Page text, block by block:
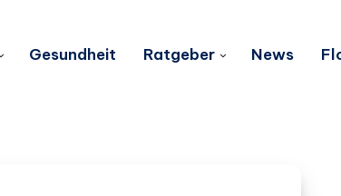
Gesundheit Ratgeber News